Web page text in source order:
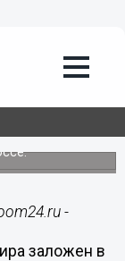
на 200
-
заложен в